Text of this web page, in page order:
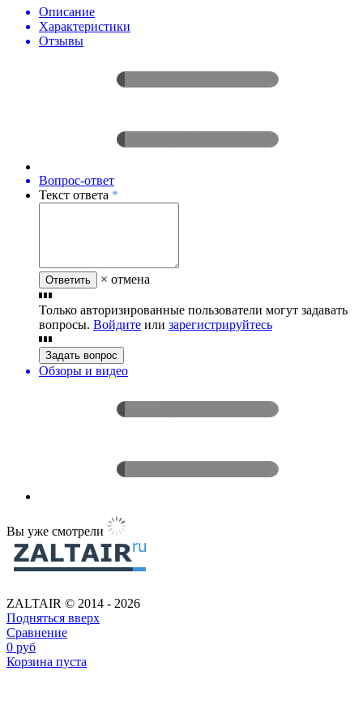
Описание
Характеристики
Отзывы
Вопрос-ответ
Текст ответа *
Ответить × отмена
Только авторизированные пользователи могут задавать
вопросы. Войдите или зарегистрируйтесь
Задать вопрос
Обзоры и видео
Вы уже смотрели
ZALTAIR © 2014 - 2026
Подняться вверх
Сравнение
0 руб
Корзина пуста